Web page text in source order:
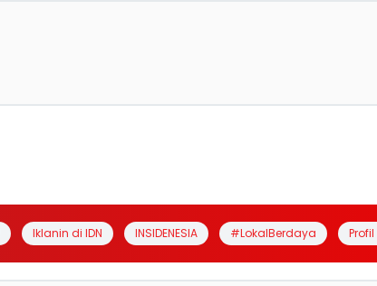
Iklanin di IDN INSIDENESIA #LokalBerdaya